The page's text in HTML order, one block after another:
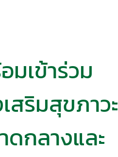
เข้าร่วม
สริมสุขภาวะ
กลางและ